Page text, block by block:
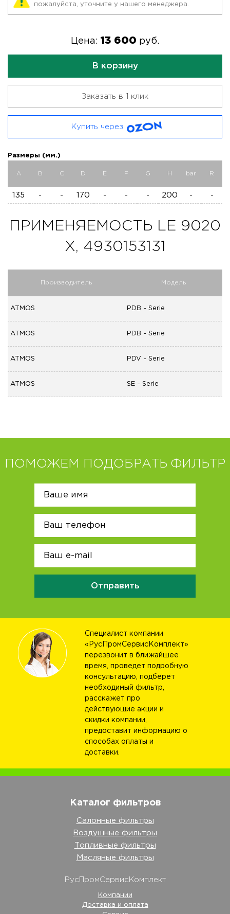
пожалуйста, уточните у нашего менеджера.
Цена: 13 600 руб.
В корзину
Заказать в 1 клик
Купить через
Размеры (мм.)
A B C D E F G H bar R
135 - - 170 - - - 200 - -
ПРИМЕНЯЕМОСТЬ LE 9020
X, 4930153131
Производитель Модель
ATMOS PDB - Serie
ATMOS PDB - Serie
ATMOS PDV - Serie
ATMOS SE - Serie
ПОМОЖЕМ ПОДОБРАТЬ ФИЛЬТР
Отправить
Специалист компании
«РусПромСервисКомплект»
перезвонит в ближайшее
время, проведет подробную
консультацию, подберет
необходимый фильтр,
расскажет про
действующие акции и
скидки компании,
предоставит информацию о
способах оплаты и
доставки.
Каталог фильтров
Салонные фильтры
Воздушные фильтры
Топливные фильтры
Масляные фильтры
РусПромСервисКомплект
Компании
Доставка и оплата